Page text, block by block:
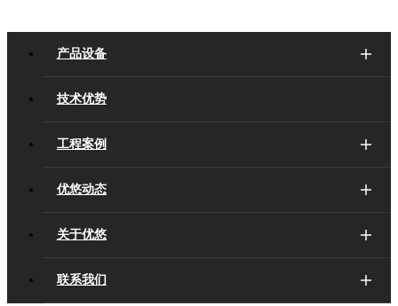
产品设备
技术优势
工程案例
优悠动态
关于优悠
联系我们